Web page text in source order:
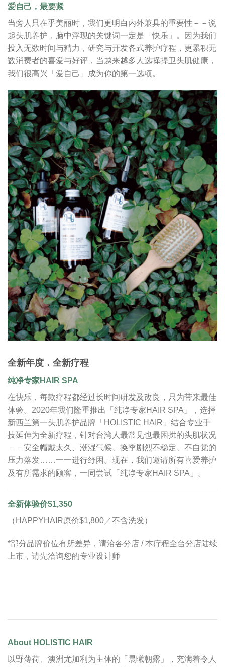
爱自己，最要紧
当旁人只在乎美丽时，我们更明白内外兼具的重要性－－说
起头肌养护，脑中浮现的关键词一定是「快乐」。因为我们
投入无数时间与精力，研究与开发各式养护疗程，更累积无
数消费者的喜爱与好评，当越来越多人选择捍卫头肌健康，
我们很高兴「爱自己」成为你的第一选项。
全新年度．全新疗程
纯净专家HAIR SPA
在快乐，每款疗程都经过长时间研发及改良，只为带来最佳
体验。2020年我们隆重推出「纯净专家HAIR SPA」，选择
新西兰第一头肌养护品牌「HOLISTIC HAIR」结合专业手
技延伸为全新疗程，针对台湾人最常见也最困扰的头肌状况
－－安全帽戴太久、潮湿气候、换季剧烈不稳定、不自觉的
压力落发……一一进行纾困。现在，我们邀请所有喜爱养护
及有所需求的顾客，一同尝试「纯净专家HAIR SPA」。
全新体验价$1,350
（HAPPYHAIR原价$1,800／不含洗发）
*部分品牌价位有所差异，请洽各分店 / 本疗程全台分店陆续
上市，请先洽询您的专业设计师
About HOLISTIC HAIR
以野薄荷、澳洲尤加利为主体的「晨曦朝露」，充满着令人